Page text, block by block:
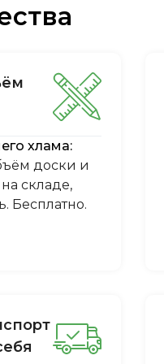
хлама:
доски и
складе,
Бесплатно.